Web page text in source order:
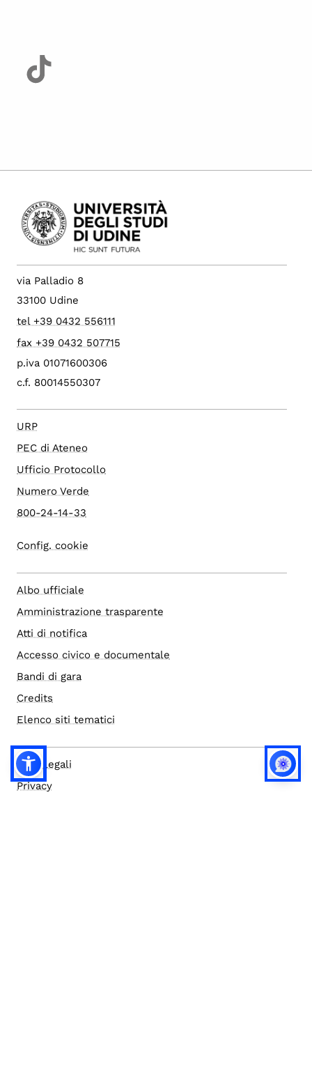
via Palladio 8
33100 Udine
tel +39 0432 556111
fax +39 0432 507715
p.iva 01071600306
c.f. 80014550307
URP
PEC di Ateneo
Ufficio Protocollo
Numero Verde
800-24-14-33
Config. cookie
Albo ufficiale
Amministrazione trasparente
Atti di notifica
Accesso civico e documentale
Bandi di gara
Credits
Elenco siti tematici
Note legali
Privacy